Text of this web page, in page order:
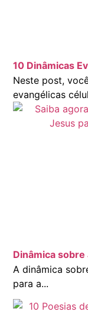
10 Dinâmicas
Neste post,
evangélicas
Dinâmica
A dinâmica
para a...